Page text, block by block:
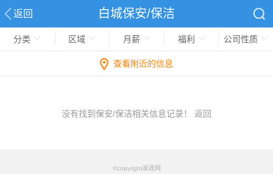
返回 白城保安/保洁
分类 区域 月薪 福利 公司性质
查看附近的信息
没有找到保安/保洁相关信息记录！ 返回
©copyright家政网